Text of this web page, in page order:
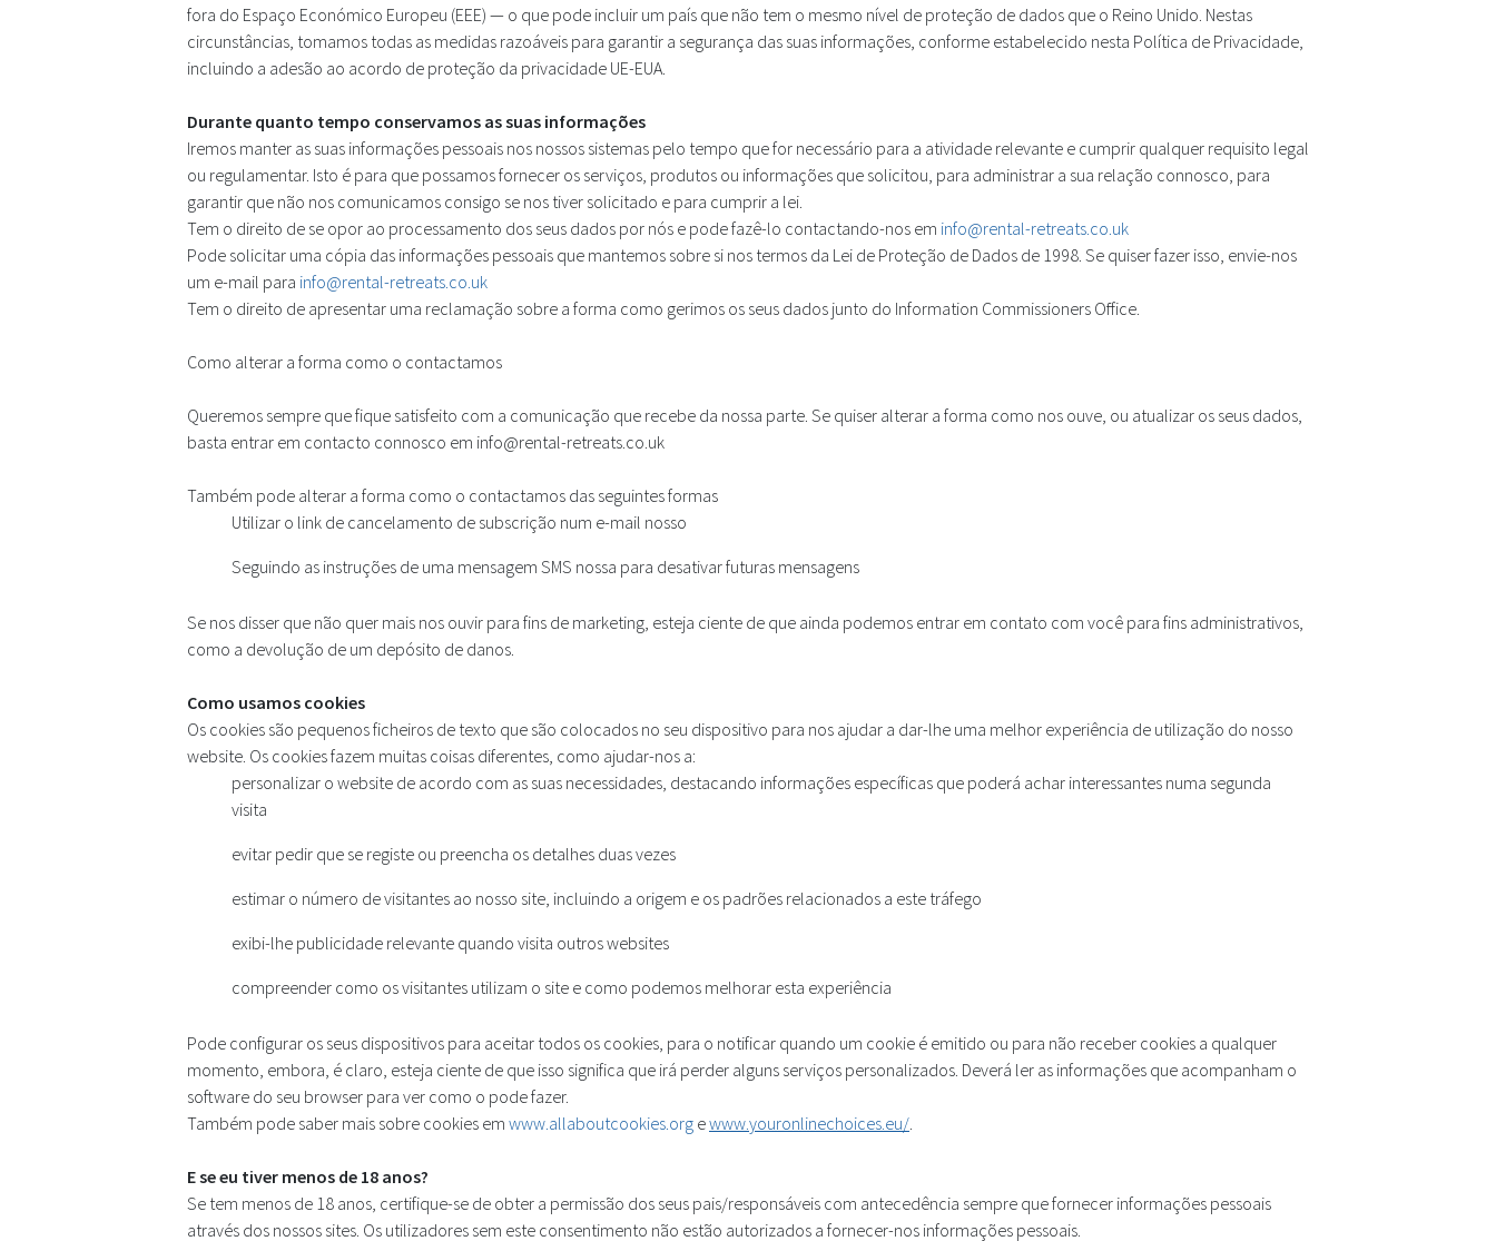
fora do Espaço Económico Europeu (EEE) — o que pode incluir um país que não tem o mesmo nível de proteção de dados que o Reino Unido. Nestas
circunstâncias, tomamos todas as medidas razoáveis para garantir a segurança das suas informações, conforme estabelecido nesta Política de Privacidade,
incluindo a adesão ao acordo de proteção da privacidade UE-EUA.
Durante quanto tempo conservamos as suas informações
Iremos manter as suas informações pessoais nos nossos sistemas pelo tempo que for necessário para a atividade relevante e cumprir qualquer requisito legal
ou regulamentar. Isto é para que possamos fornecer os serviços, produtos ou informações que solicitou, para administrar a sua relação connosco, para
garantir que não nos comunicamos consigo se nos tiver solicitado e para cumprir a lei.
Tem o direito de se opor ao processamento dos seus dados por nós e pode fazê-lo contactando-nos em info@rental-retreats.co.uk
Pode solicitar uma cópia das informações pessoais que mantemos sobre si nos termos da Lei de Proteção de Dados de 1998. Se quiser fazer isso, envie-nos
um e-mail para info@rental-retreats.co.uk
Tem o direito de apresentar uma reclamação sobre a forma como gerimos os seus dados junto do Information Commissioners Office.
Como alterar a forma como o contactamos
Queremos sempre que fique satisfeito com a comunicação que recebe da nossa parte. Se quiser alterar a forma como nos ouve, ou atualizar os seus dados,
basta entrar em contacto connosco em info@rental-retreats.co.uk
Também pode alterar a forma como o contactamos das seguintes formas
Utilizar o link de cancelamento de subscrição num e-mail nosso
Seguindo as instruções de uma mensagem SMS nossa para desativar futuras mensagens
Se nos disser que não quer mais nos ouvir para fins de marketing, esteja ciente de que ainda podemos entrar em contato com você para fins administrativos,
como a devolução de um depósito de danos.
Como usamos cookies
Os cookies são pequenos ficheiros de texto que são colocados no seu dispositivo para nos ajudar a dar-lhe uma melhor experiência de utilização do nosso
website. Os cookies fazem muitas coisas diferentes, como ajudar-nos a:
personalizar o website de acordo com as suas necessidades, destacando informações específicas que poderá achar interessantes numa segunda
visita
evitar pedir que se registe ou preencha os detalhes duas vezes
estimar o número de visitantes ao nosso site, incluindo a origem e os padrões relacionados a este tráfego
exibi-lhe publicidade relevante quando visita outros websites
compreender como os visitantes utilizam o site e como podemos melhorar esta experiência
Pode configurar os seus dispositivos para aceitar todos os cookies, para o notificar quando um cookie é emitido ou para não receber cookies a qualquer
momento, embora, é claro, esteja ciente de que isso significa que irá perder alguns serviços personalizados. Deverá ler as informações que acompanham o
software do seu browser para ver como o pode fazer.
Também pode saber mais sobre cookies em www.allaboutcookies.org ewww.youronlinechoices.eu/.
E se eu tiver menos de 18 anos?
Se tem menos de 18 anos, certifique-se de obter a permissão dos seus pais/responsáveis com antecedência sempre que fornecer informações pessoais
através dos nossos sites. Os utilizadores sem este consentimento não estão autorizados a fornecer-nos informações pessoais.